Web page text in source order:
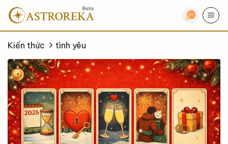
qua
nội
dungKiến thức tình yêu